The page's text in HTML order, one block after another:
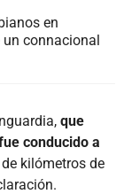
en
un connacional
que
conducido a
kilómetros de